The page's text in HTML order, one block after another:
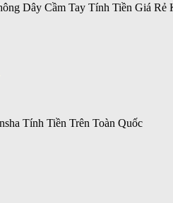
Dây Cầm Tay Tính Tiền Giá Rẻ
Tính Tiền Trên Toàn Quốc